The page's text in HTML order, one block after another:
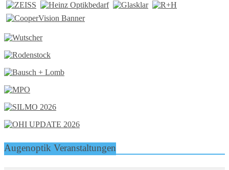
Augenoptik Veranstaltungen